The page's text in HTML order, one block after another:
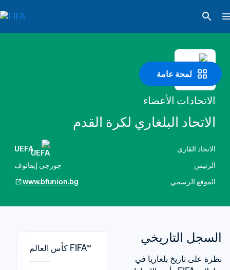
لمحة عامة
الاتحادات الأعضاء
الاتحاد البلغاري لكرة القدم
الاتحاد القاري
UEFA
الرئيس
جورجي إيفانوف
الموقع الرسمي
www.bfunion.bg
السجل التاريخي
كأس العالم FIFA™